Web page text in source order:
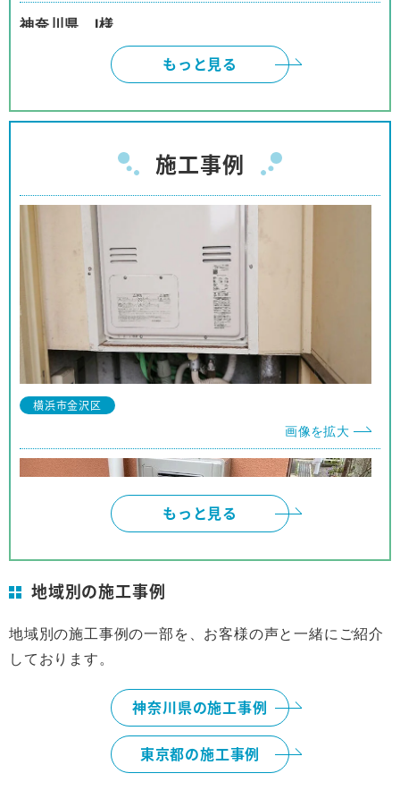
神奈川県 I様
インターネットは、頼みにくいと、思っておりまし
たが、御社のように対応して頂けると、有り難いで
す。本当に有り難うございました。
神奈川県 W様
注文、施工まで安心してお取り引きが出来ました。
商品購入の予定の友人、親戚等に紹介をしても良い
と思っております。
神奈川県 I様
事前の対応から工事に至るまでほぼパーフェクトな
対応でした。
対応も押し付けがましくなく、工事の方も親切で、
他の人にも安心して推薦できます。
もっと見る
施工事例
横浜市金沢区
画像を拡大
横浜市
もっと見る
地域別の施工事例
地域別の施工事例の一部を、お客様の声と一緒にご紹介
しております。
神奈川県の施工事例
東京都の施工事例